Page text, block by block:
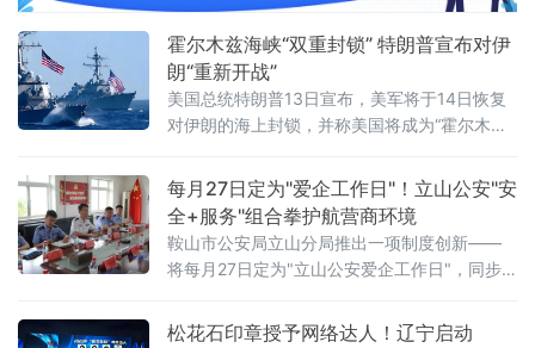
发展、安全、信
霍尔木兹海峡“双重封锁” 特朗普宣布对伊
朗“重新开战”
美国总统特朗普13日宣布，美军将于14日恢复
对伊朗的海上封锁，并称美国将成为“霍尔木兹
取20%的费用。美军中央司令部随后确认，封
锁行动将于美国东部时间14日16时（伊朗当地
时间14日23时30分）正式启动。这意味着美伊
两国总统6月17日远程签署的谅解备忘录，在生
效不到一个月后即告名存实亡。从“停火”到“重
每月27日定为"爱企工作日"！立山公安"安
全+服务"组合拳护航营商环境
鞍山市公安局立山分局推出一项制度创新——
将每月27日定为"立山公安爱企工作日"，同步
重点企业开展安全警示教育、专项培训及实战
松花石印章授予网络达人！辽宁启动